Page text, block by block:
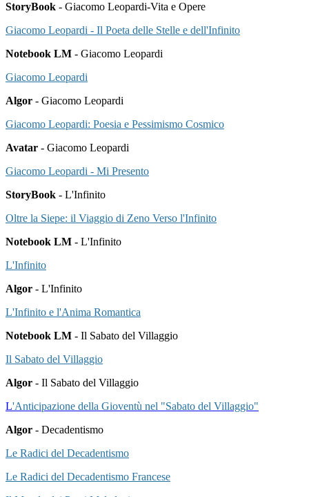
StoryBook - Giacomo Leopardi-Vita e Opere
Giacomo Leopardi - Il Poeta delle Stelle e dell'Infinito
Notebook LM - Giacomo Leopardi
Giacomo Leopardi
Algor - Giacomo Leopardi
Giacomo Leopardi: Poesia e Pessimismo Cosmico
Avatar - Giacomo Leopardi
Giacomo Leopardi - Mi Presento
StoryBook - L'Infinito
Oltre la Siepe: il Viaggio di Zeno Verso l'Infinito
Notebook LM - L'Infinito
L'Infinito
Algor - L'Infinito
L'Infinito e l'Anima Romantica
Notebook LM - Il Sabato del Villaggio
Il Sabato del Villaggio
Algor - Il Sabato del Villaggio
L'Anticipazione della Gioventù nel "Sabato del Villaggio"
Algor - Decadentismo
Le Radici del Decadentismo
Le Radici del Decadentismo Francese